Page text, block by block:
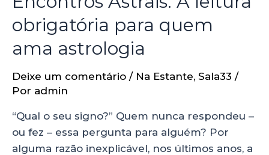
obrigatória para quem
ama astrologia
Deixe um comentário / Na Estante, Sala33 /
Por admin
“Qual o seu signo?” Quem nunca respondeu –
ou fez – essa pergunta para alguém? Por
alguma razão inexplicável, nos últimos anos, a